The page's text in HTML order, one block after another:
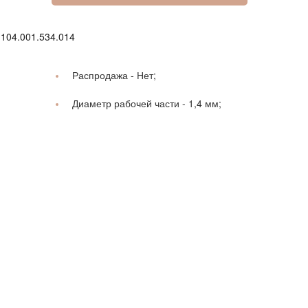
Распродажа - Нет;
Диаметр рабочей части - 1,4 мм;